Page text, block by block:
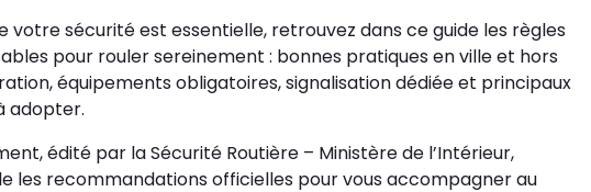
votre sécurité est essentielle, retrouvez dans ce guide les règles
pour rouler sereinement : bonnes pratiques en ville et hors
équipements obligatoires, signalisation dédiée et principaux
adopter.
édité par la Sécurité Routière – Ministère de l’Intérieur,
les recommandations officielles pour vous accompagner au